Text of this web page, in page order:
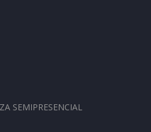
SEMIPRESENCIAL